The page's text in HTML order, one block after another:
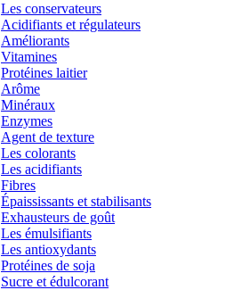
Les conservateurs
Acidifiants et régulateurs
Améliorants
Vitamines
Protéines laitier
Arôme
Minéraux
Enzymes
Agent de texture
Les colorants
Les acidifiants
Fibres
Épaississants et stabilisants
Exhausteurs de goût
Les émulsifiants
Les antioxydants
Protéines de soja
Sucre et édulcorant